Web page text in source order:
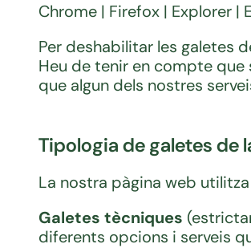
Chrome | Firefox | Explorer |
Per deshabilitar les galetes
Heu de tenir en compte
que algun dels nostres
Tipologia de galetes de
La nostra pàgina web
Galetes tècniques
diferents opcions i serveis